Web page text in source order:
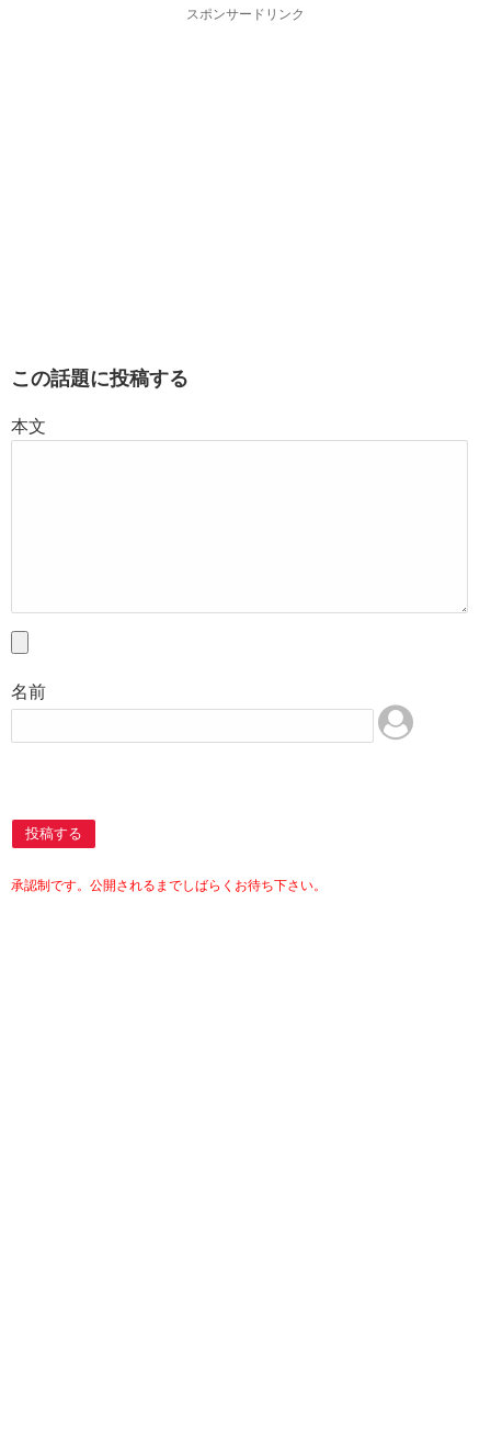
スポンサードリンク
この話題に投稿する
本文
名前
投稿する
承認制です。公開されるまでしばらくお待ち下さい。